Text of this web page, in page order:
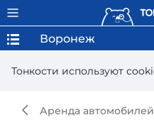
Тонкости используют
Воронеж
Аренда автомобилей